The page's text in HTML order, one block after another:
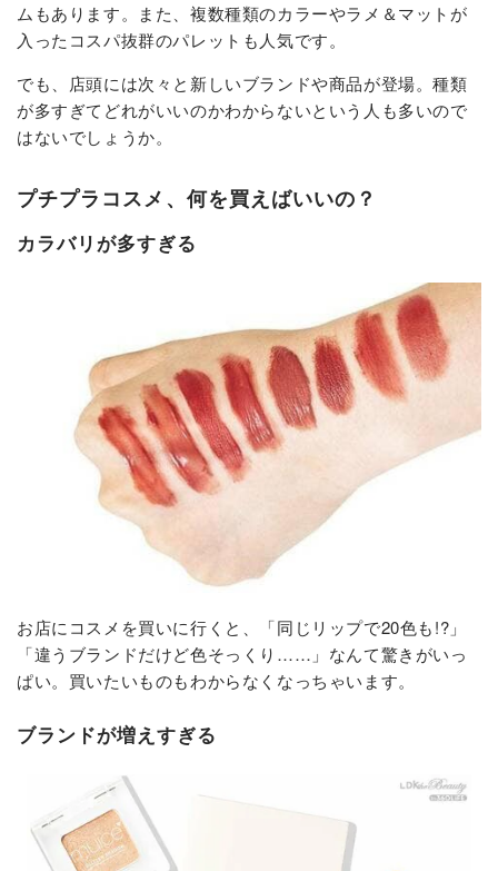
ムもあります。また、複数種類のカラーやラメ＆マットが
入ったコスパ抜群のパレットも人気です。
でも、店頭には次々と新しいブランドや商品が登場。種類
が多すぎてどれがいいのかわからないという人も多いので
はないでしょうか。
プチプラコスメ、何を買えばいいの？
カラバリが多すぎる
お店にコスメを買いに行くと、「同じリップで20色も!?」
「違うブランドだけど色そっくり……」なんて驚きがいっ
ぱい。買いたいものもわからなくなっちゃいます。
ブランドが増えすぎる